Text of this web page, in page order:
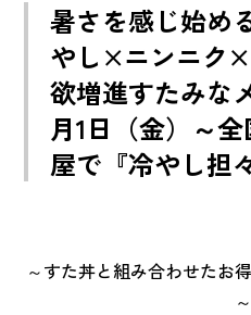
マイナビ
暑さを感じ始め
やし×ニンニク
欲増進すたみな
月1日（金）～
屋で『冷やし担
～すた丼と組み合わせたお
～